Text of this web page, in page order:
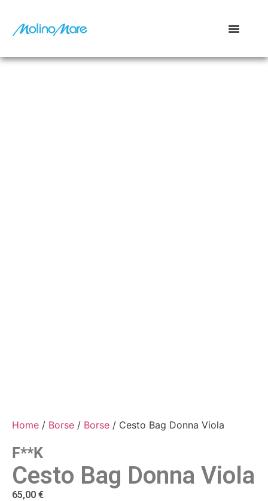
Home / Borse / Borse / Cesto Bag Donna Viola
F**k
Cesto Bag Donna Viola
65,00 €